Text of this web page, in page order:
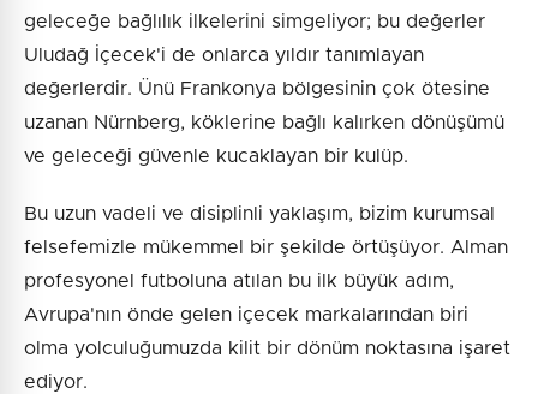
geleceğe bağlılık ilkelerini simgeliyor; bu değerler
Uludağ İçecek'i de onlarca yıldır tanımlayan
değerlerdir. Ünü Frankonya bölgesinin çok ötesine
uzanan Nürnberg, köklerine bağlı kalırken dönüşümü
ve geleceği güvenle kucaklayan bir kulüp.
Bu uzun vadeli ve disiplinli yaklaşım, bizim kurumsal
felsefemizle mükemmel bir şekilde örtüşüyor. Alman
profesyonel futboluna atılan bu ilk büyük adım,
Avrupa'nın önde gelen içecek markalarından biri
olma yolculuğumuzda kilit bir dönüm noktasına işaret
ediyor.